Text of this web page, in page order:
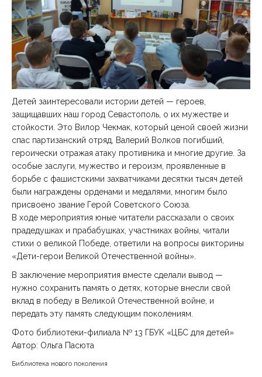
Детей заинтересовали истории детей — героев,
защищавших наш город Севастополь, о их мужестве и
стойкости. Это Вилор Чекмак, который ценой своей жизни
спас партизанский отряд, Валерий Волков погибший,
героически отражая атаку противника и многие другие. За
особые заслуги, мужество и героизм, проявленные в
борьбе с фашистскими захватчиками десятки тысяч детей
были награждены орденами и медалями, многим было
присвоено звание Герой Советского Союза.
В ходе мероприятия юные читатели рассказали о своих
прадедушках и прабабушках, участниках войны, читали
стихи о великой Победе, ответили на вопросы викторины
«Дети-герои Великой Отечественной войны».
В заключение мероприятия вместе сделали вывод —
нужно сохранить память о детях, которые внесли свой
вклад в победу в Великой Отечественной войне, и
передать эту память следующим поколениям.
Фото библиотеки-филиала № 13 ГБУК «ЦБС для детей»
Автор: Ольга Пасюта
Библиотека нового поколения